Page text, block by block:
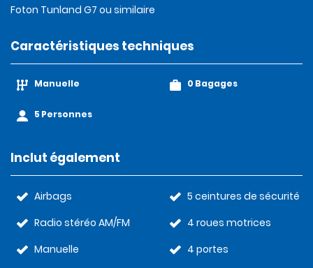
Foton Tunland G7 ou similaire
Caractéristiques techniques
Manuelle
5 Personnes
0 Bagages
Inclut également
Airbags
Radio stéréo AM/FM
Manuelle
5 ceintures de sécurité
4 roues motrices
4 portes